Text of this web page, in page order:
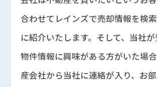
合わせてレインズで売却情報を検
に紹介いたします。そして、当社
物件情報に興味がある方がいた場
産会社から当社に連絡が入り、お